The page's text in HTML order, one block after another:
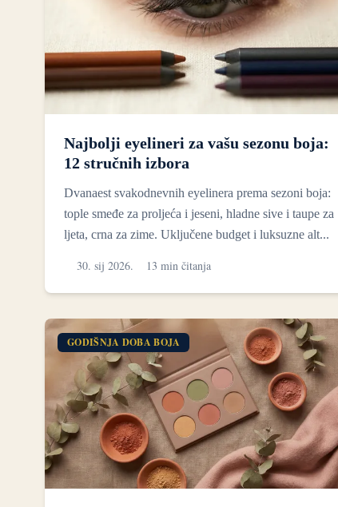
Najbolji eyelineri za vašu sezonu boja:
12 stručnih izbora
Dvanaest svakodnevnih eyelinera prema sezoni boja:
tople smeđe za proljeća i jeseni, hladne sive i taupe za
ljeta, crna za zime. Uključene budget i luksuzne alt...
30. sij 2026. 13 min čitanja
GODIŠNJA DOBA BOJA